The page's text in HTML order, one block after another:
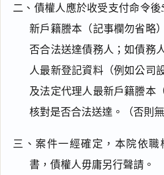
二、債權人應於收受支付命令
新戶籍謄本（記事欄勿省略
否合法送達債務人；如債務
人最新登記資料（例如公司
及法定代理人最新戶籍謄本
核對是否合法送達。（否則
三、案件一經確定，本院依
書，債權人毋庸另行聲請。